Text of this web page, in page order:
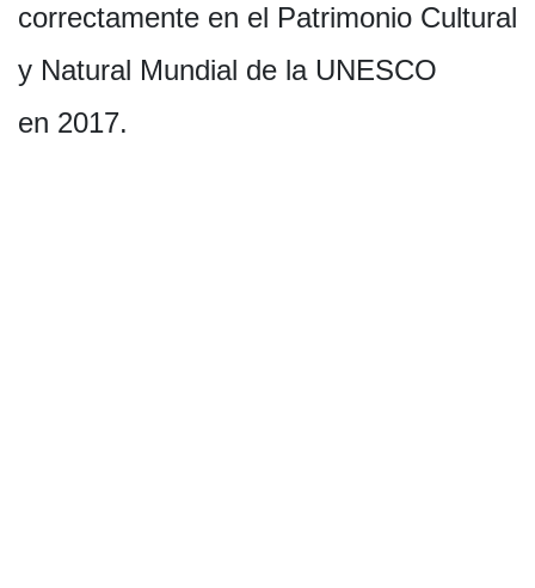
correctamente en el Patrimonio Cultural
y Natural Mundial de la UNESCO
en 2017.